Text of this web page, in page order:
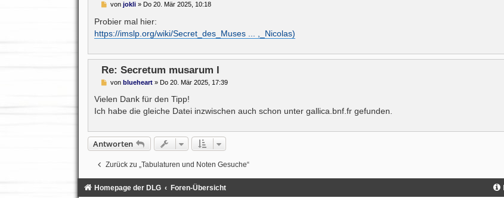
B
i
r
vonjokli » Do 20. Mär 2025, 10:18
Probier mal hier:
https://imslp.org/wiki/Secret_des_Muses ... ,_Nicolas)
Re: Secretum musarum I
B
i
r
vonblueheart » Do 20. Mär 2025, 17:39
Vielen Dank für den Tipp!
Ich habe die gleiche Datei inzwischen auch schon unter gallica.bnf.fr gefunden.
Antworten
Zurück zu „Tabulaturen und Noten Gesuche“
Homepage der DLG Foren-Übersicht